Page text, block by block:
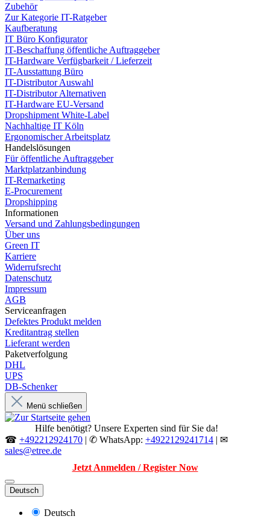
Zubehör
Zur Kategorie IT-Ratgeber
Kaufberatung
IT Büro Konfigurator
IT-Beschaffung öffentliche Auftraggeber
IT-Hardware Verfügbarkeit / Lieferzeit
IT-Ausstattung Büro
IT-Distributor Auswahl
IT-Distributor Alternativen
IT-Hardware EU-Versand
Dropshipment White-Label
Nachhaltige IT Köln
Ergonomischer Arbeitsplatz
Handelslösungen
Für öffentliche Auftraggeber
Marktplatzanbindung
IT-Remarketing
E-Procurement
Dropshipping
Informationen
Versand und Zahlungsbedingungen
Über uns
Green IT
Karriere
Widerrufsrecht
Datenschutz
Impressum
AGB
Serviceanfragen
Defektes Produkt melden
Kreditantrag stellen
Lieferant werden
Paketverfolgung
DHL
UPS
DB-Schenker
Menü schließen
Hilfe benötigt? Unsere Experten sind für Sie da!
☎ +492212924170 | ✆ WhatsApp: +4922129241714 | ✉
sales@etree.de
Jetzt Anmelden / Register Now
Deutsch
Deutsch